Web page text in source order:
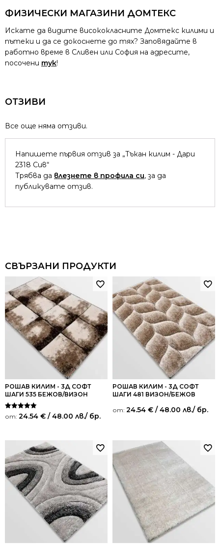
ФИЗИЧЕСКИ МАГАЗИНИ ДОМТЕКС
Искате да видите висококласните Домтекс килими и
пътеки и да се докоснете до тях? Заповядайте в
работно време в Сливен или София на адресите,
посочени тук!
ОТЗИВИ
Все още няма отзиви.
Напишете първия отзив за „Тъкан килим - Дари
2318 Сив“
Трябва да влезнете в профила си, за да
публикувате отзив.
СВЪРЗАНИ ПРОДУКТИ
РОШАВ КИЛИМ - 3Д СОФТ
ШАГИ 535 БЕЖОВ/ВИЗОН
Оценено на
5.00
от: 24.54 € / 48.00 лв./ бр.
РОШАВ КИЛИМ - 3Д СОФТ
ШАГИ 481 ВИЗОН/БЕЖОВ
от: 24.54 € / 48.00 лв./ бр.